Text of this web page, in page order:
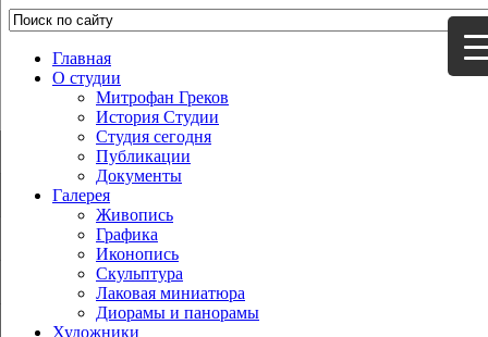
Главная
О студии
Митрофан Греков
История Студии
Студия сегодня
Публикации
Документы
Галерея
Живопись
Графика
Иконопись
Скульптура
Лаковая миниатюра
Диорамы и панорамы
Художники